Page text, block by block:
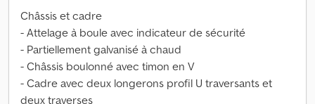
Châssis et cadre
- Attelage à boule avec indicateur de sécurité
- Partiellement galvanisé à chaud
- Châssis boulonné avec timon en V
- Cadre avec deux longerons profil U traversants et
deux traverses